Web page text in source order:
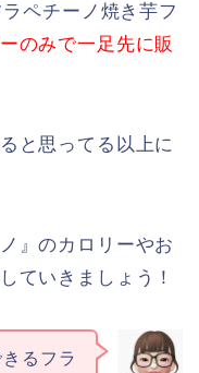
ペチーノ焼き芋フ
のみで一足先に販
と思ってる以上に
』のカロリーやお
ていきましょう！
るフラ